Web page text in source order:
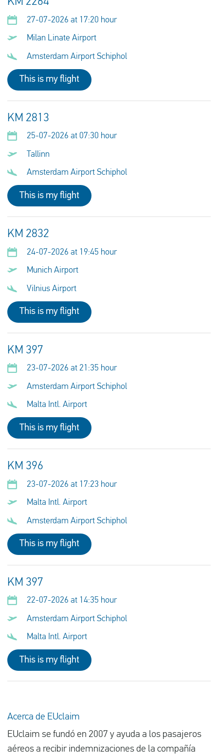
27-07-2026 at 17:20 hour
Milan Linate Airport
Amsterdam Airport Schiphol
This is my flight
KM 2813
25-07-2026 at 07:30 hour
Tallinn
Amsterdam Airport Schiphol
This is my flight
KM 2832
24-07-2026 at 19:45 hour
Munich Airport
Vilnius Airport
This is my flight
KM 397
23-07-2026 at 21:35 hour
Amsterdam Airport Schiphol
Malta Intl. Airport
This is my flight
KM 396
23-07-2026 at 17:23 hour
Malta Intl. Airport
Amsterdam Airport Schiphol
This is my flight
KM 397
22-07-2026 at 14:35 hour
Amsterdam Airport Schiphol
Malta Intl. Airport
This is my flight
Acerca de EUclaim
EUclaim se fundó en 2007 y ayuda a los pasajeros
aéreos a recibir indemnizaciones de la compañía